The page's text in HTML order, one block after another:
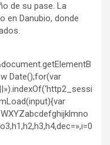
de su pase. La
en Danubio, donde
Date();for(var